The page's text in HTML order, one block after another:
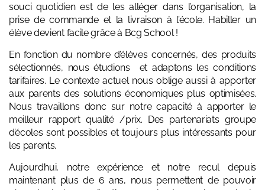
souci quotidien est de les alléger dans l’organisation, la
prise de commande et la livraison à l’école. Habiller un
élève devient facile grâce à Bcg School !
En fonction du nombre d’élèves concernés, des produits
sélectionnés, nous étudions et adaptons les conditions
tarifaires. Le contexte actuel nous oblige aussi à apporter
aux parents des solutions économiques plus optimisées.
Nous travaillons donc sur notre capacité à apporter le
meilleur rapport qualité /prix. Des partenariats groupe
d’écoles sont possibles et toujours plus intéressants pour
les parents.
Aujourd’hui, notre expérience et notre recul depuis
maintenant plus de 6 ans, nous permettent de pouvoir